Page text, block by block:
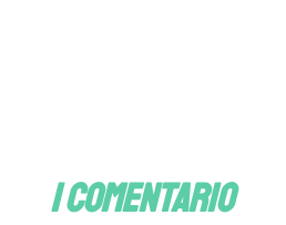
1 comentario